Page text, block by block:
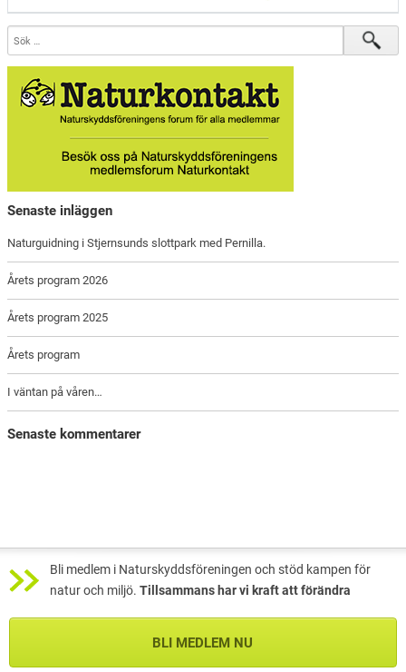
Senaste inläggen
Naturguidning i Stjernsunds slottpark med Pernilla.
Årets program 2026
Årets program 2025
Årets program
I väntan på våren…
Senaste kommentarer
Bli medlem i Naturskyddsföreningen och stöd kampen för
natur och miljö. Tillsammans har vi kraft att förändra
BLI MEDLEM NU